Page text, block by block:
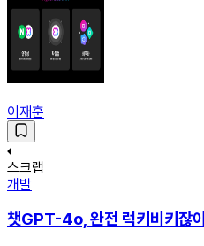
이재훈
스크랩
개발
챗GPT-4o, 완전 럭키비키잖